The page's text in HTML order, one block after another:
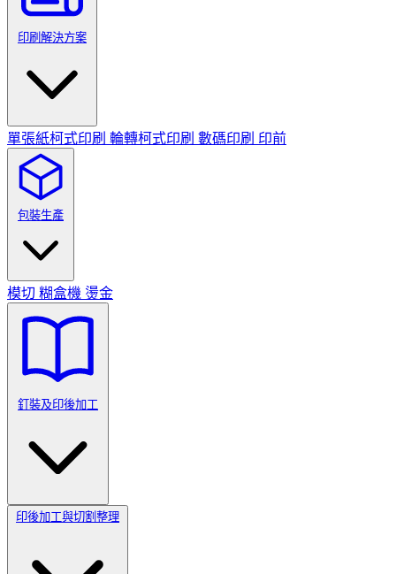
印刷解決方案
單張紙柯式印刷 輪轉柯式印刷 數碼印刷 印前
包裝生產
模切 糊盒機 燙金
釘裝及印後加工
印後加工與切割整理